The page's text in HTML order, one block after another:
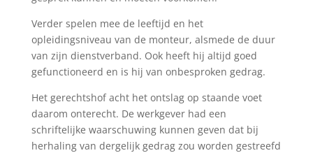
Verder spelen mee de leeftijd en het
opleidingsniveau van de monteur, alsmede de duur
van zijn dienstverband. Ook heeft hij altijd goed
gefunctioneerd en is hij van onbesproken gedrag.
Het gerechtshof acht het ontslag op staande voet
daarom onterecht. De werkgever had een
schriftelijke waarschuwing kunnen geven dat bij
herhaling van dergelijk gedrag zou worden gestreefd